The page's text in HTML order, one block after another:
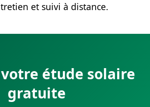
et suivi à distance.
étude solaire
gratuite